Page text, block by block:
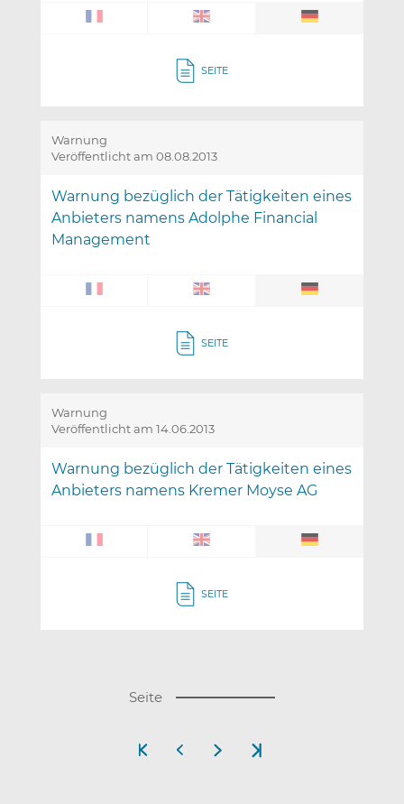
SEITE
Warnung
Veröffentlicht am 08.08.2013
Warnung bezüglich der Tätigkeiten eines
Anbieters namens Adolphe Financial
Management
SEITE
Warnung
Veröffentlicht am 14.06.2013
Warnung bezüglich der Tätigkeiten eines
Anbieters namens Kremer Moyse AG
SEITE
Seite
Seite
Nächste
Seite
Letzte
Seite
Seite(